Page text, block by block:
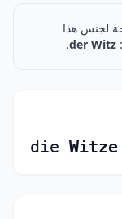
لجنس هذا
der Witz
.
die Witze